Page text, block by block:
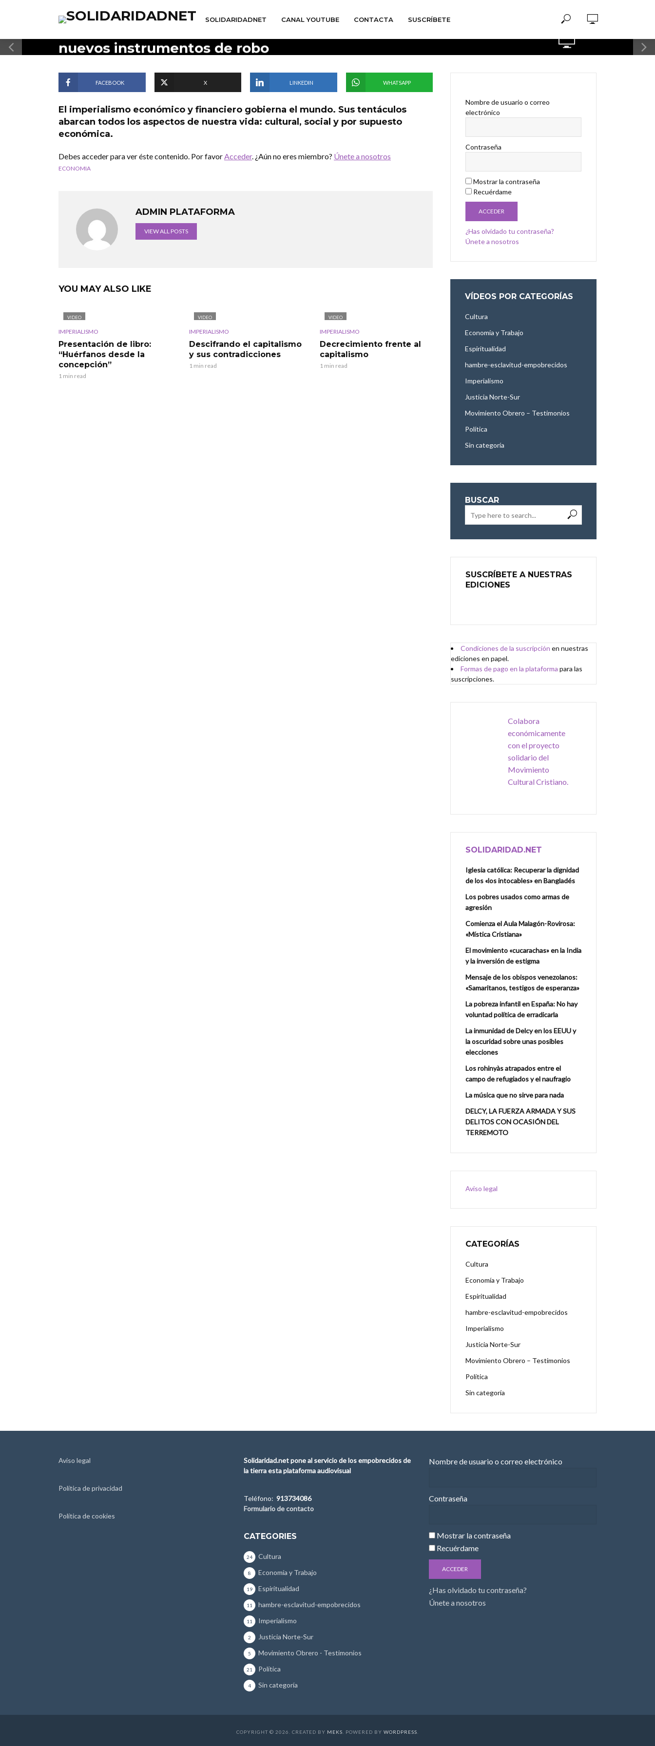
SOLIDARIDADNET CANAL YOUTUBE CONTACTA SUSCRÍBETE
IMPERIALISMO
nuevos instrumentos de robo
16 de octubre de 2023 1 min read
WATCH LATER
FACEBOOK X LINKEDIN WHATSAPP
El imperialismo económico y financiero gobierna el mundo. Sus tentáculos
abarcan todos los aspectos de nuestra vida: cultural, social y por supuesto
económica.
Debes acceder para ver éste contenido. Por favorAcceder. ¿Aún no eres miembro? Únete a nosotros
ECONOMIA
ADMIN PLATAFORMA
VIEW ALL POSTS
YOU MAY ALSO LIKE
VIDEO
IMPERIALISMO
Presentación de libro:
“Huérfanos desde la
concepción”
1 min read
VIDEO
IMPERIALISMO
Descifrando el capitalismo
y sus contradicciones
1 min read
VIDEO
IMPERIALISMO
Decrecimiento frente al
capitalismo
1 min read
Nombre de usuario o correo
electrónico
Contraseña
Mostrar la contraseña
Recuérdame
¿Has olvidado tu contraseña?
Únete a nosotros
VÍDEOS POR CATEGORÍAS
Cultura
Economía y Trabajo
Espiritualidad
hambre-esclavitud-empobrecidos
Imperialismo
Justicia Norte-Sur
Movimiento Obrero – Testimonios
Política
Sin categoría
BUSCAR
SUSCRÍBETE A NUESTRAS
EDICIONES
Condiciones dela suscripción en nuestras
ediciones en papel.
Formas de pago en la plataforma para las
suscripciones.
Colabora
económicamente
con el proyecto
solidario del
Movimiento
Cultural Cristiano.
SOLIDARIDAD.NET
Iglesia católica: Recuperar la dignidad
de los «los intocables» en Bangladés
Los pobres usados como armas de
agresión
Comienza el Aula Malagón-Rovirosa:
«Mística Cristiana»
El movimiento «cucarachas» en la India
y la inversión de estigma
Mensaje de los obispos venezolanos:
«Samaritanos, testigos de esperanza»
La pobreza infantil en España: No hay
voluntad política de erradicarla
La inmunidad de Delcy en los EEUU y
la oscuridad sobre unas posibles
elecciones
Los rohinyàs atrapados entre el
campo de refugiados y el naufragio
La música que no sirve para nada
DELCY, LA FUERZA ARMADA Y SUS
DELITOS CON OCASIÓN DEL
TERREMOTO
Aviso legal
CATEGORÍAS
Cultura
Economía y Trabajo
Espiritualidad
hambre-esclavitud-empobrecidos
Imperialismo
Justicia Norte-Sur
Movimiento Obrero – Testimonios
Política
Sin categoría
Aviso legal
Política de privacidad
Política de cookies
Solidaridad.net pone al servicio de los empobrecidos de
la tierra esta plataforma audiovisual
Teléfono: 913734086
Formulario de contacto
CATEGORIES
Cultura
24
Economía y Trabajo
8
Espiritualidad
19
hambre-esclavitud-empobrecidos
11
Imperialismo
11
Justicia Norte-Sur
2
Movimiento Obrero - Testimonios
5
Política
21
Sin categoría
4
Nombre de usuario o correo electrónico
Contraseña
Mostrar la contraseña
Recuérdame
¿Has olvidado tu contraseña?
Únete a nosotros
COPYRIGHT © 2026. CREATED BY MEKS . POWERED BY WORDPRESS